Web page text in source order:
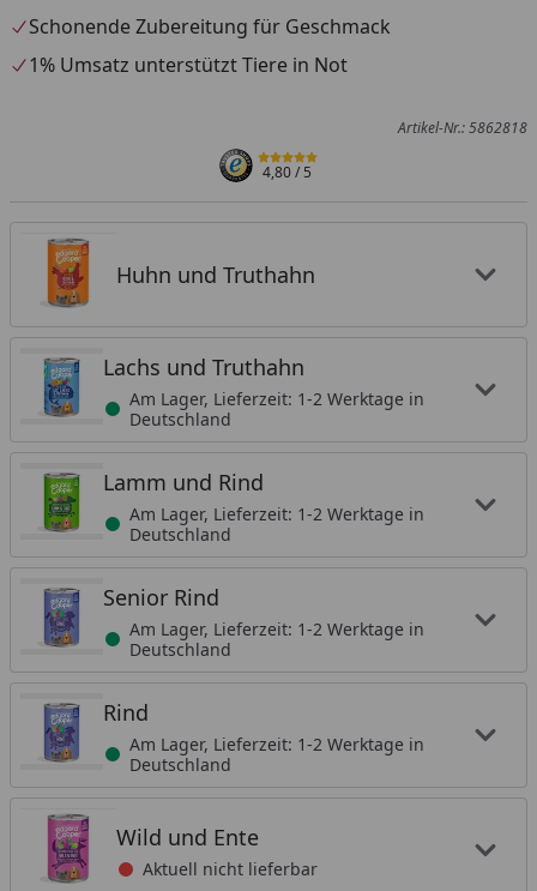
Schonende Zubereitung für Geschmack
1% Umsatz unterstützt Tiere in Not
Artikel-Nr.: 5862818
4,80/ 5
Huhn und Truthahn
Lachs und Truthahn
Am Lager, Lieferzeit: 1-2 Werktage in
Deutschland
Lamm und Rind
Am Lager, Lieferzeit: 1-2 Werktage in
Deutschland
Senior Rind
Am Lager, Lieferzeit: 1-2 Werktage in
Deutschland
Rind
Am Lager, Lieferzeit: 1-2 Werktage in
Deutschland
Wild und Ente
Aktuell nicht lieferbar